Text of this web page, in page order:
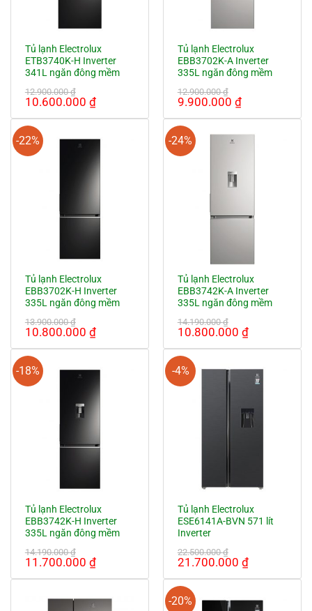
Tủ lạnh Electrolux
ETB3740K-H Inverter
341L ngăn đông mềm
12.900.000₫
Giá
là:
12.900.000 ₫.
10.600.000 ₫Giá
là:
10.600.000 ₫.
Tủ lạnh Electrolux
EBB3702K-A Inverter
335L ngăn đông mềm
12.900.000₫
Giá
là:
12.900.000 ₫.
9.900.000 ₫Giá
là:
-22%
Tủ lạnh Electrolux
EBB3702K-H Inverter
335L ngăn đông mềm
13.900.000₫
Giá
là:
13.900.000 ₫.
10.800.000 ₫Giá
là:
10.800.000 ₫.
-24%
Tủ lạnh Electrolux
EBB3742K-A Inverter
335L ngăn đông mềm
14.190.000₫
Giá
là:
14.190.000 ₫.
10.800.000 ₫Giá
là:
-18%
Tủ lạnh Electrolux
EBB3742K-H Inverter
335L ngăn đông mềm
14.190.000₫
Giá
14.190.000 ₫.
11.700.000 ₫Giá
là:
-4%
Tủ lạnh Electrolux
ESE6141A-BVN 571 lít
Inverter
22.500.000₫
Giá
là:
22.500.000 ₫.
21.700.000 ₫Giá
là:
-20%